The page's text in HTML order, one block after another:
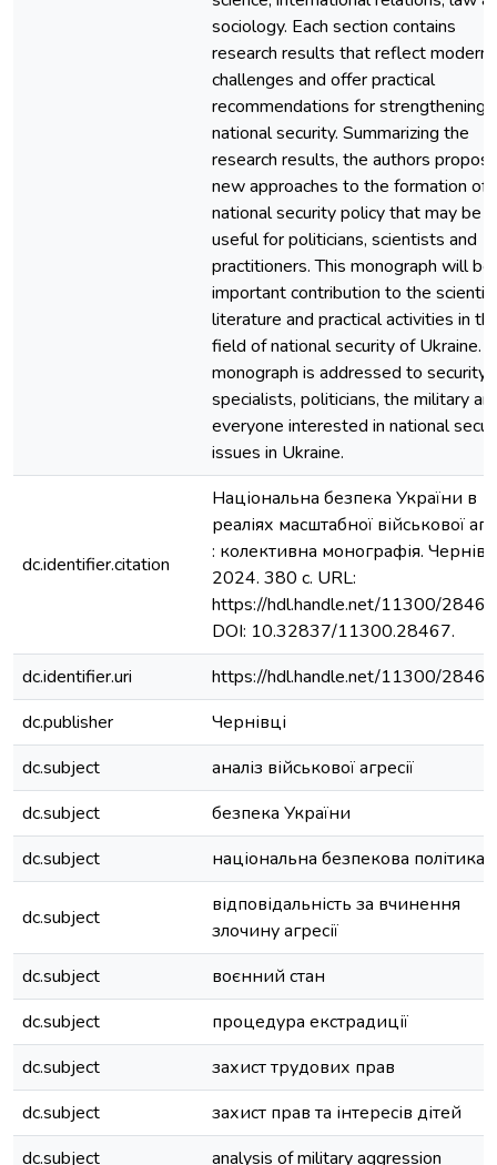
sociology. Each section contains
research results that reflect modern
challenges and offer practical
recommendations for strengthening
national security. Summarizing the
research results, the authors
new approaches to the formation of
national security policy that may be
useful for politicians, scientists and
practitioners. This monograph will be
important contribution to the
literature and practical activities in
field of national security of Ukraine.
monograph is addressed to security
specialists, politicians, the military
everyone interested in national
issues in Ukraine.
dc.identifier.citation
Національна безпека України в
реаліях масштабної військової
: колективна монографія.
2024. 380 с. URL:
https://hdl.handle.net/11300/
DOI: 10.32837/11300.28467.
dc.identifier.uri
https://hdl.handle.net/11300/28467
dc.publisher
Чернівці
dc.subject
аналіз військової агресії
dc.subject
безпека України
dc.subject
національна безпекова політика
dc.subject
відповідальність за вчинення
злочину агресії
dc.subject
воєнний стан
dc.subject
процедура екстрадиції
dc.subject
захист трудових прав
dc.subject
захист прав та інтересів дітей
dc.subject
analysis of military aggression